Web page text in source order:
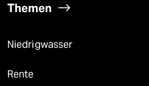
Themen
Niedrigwasser
Rente